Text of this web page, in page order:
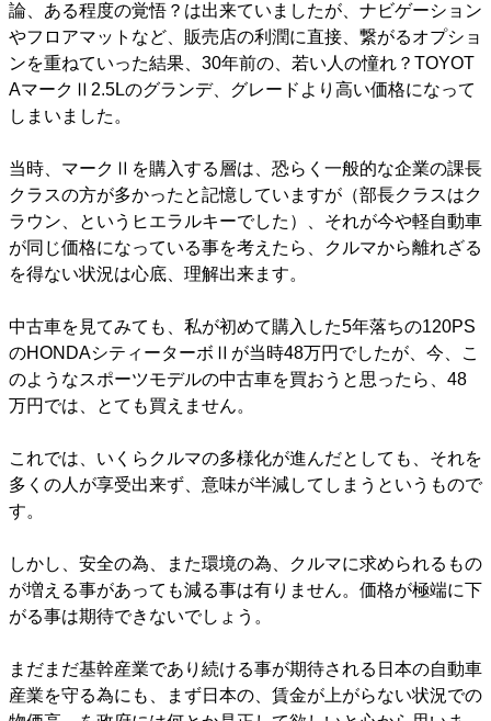
論、ある程度の覚悟？は出来ていましたが、ナビゲーション
やフロアマットなど、販売店の利潤に直接、繋がるオプショ
ンを重ねていった結果、30年前の、若い人の憧れ？TOYOT
AマークⅡ2.5Lのグランデ、グレードより高い価格になって
しまいました。
当時、マークⅡを購入する層は、恐らく一般的な企業の課長
クラスの方が多かったと記憶していますが（部長クラスはク
ラウン、というヒエラルキーでした）、それが今や軽自動車
が同じ価格になっている事を考えたら、クルマから離れざる
を得ない状況は心底、理解出来ます。
中古車を見てみても、私が初めて購入した5年落ちの120PS
のHONDAシティーターボⅡが当時48万円でしたが、今、こ
のようなスポーツモデルの中古車を買おうと思ったら、48
万円では、とても買えません。
これでは、いくらクルマの多様化が進んだとしても、それを
多くの人が享受出来ず、意味が半減してしまうというもので
す。
しかし、安全の為、また環境の為、クルマに求められるもの
が増える事があっても減る事は有りません。価格が極端に下
がる事は期待できないでしょう。
まだまだ基幹産業であり続ける事が期待される日本の自動車
産業を守る為にも、まず日本の、賃金が上がらない状況での